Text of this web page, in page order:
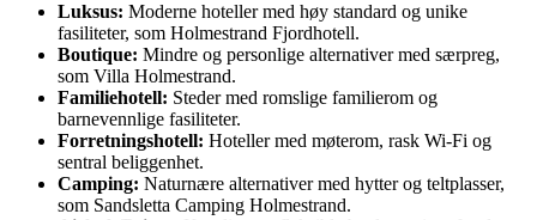
Luksus: Moderne hoteller med høy standard og unike
fasiliteter, som Holmestrand Fjordhotell.
Boutique: Mindre og personlige alternativer med særpreg,
som Villa Holmestrand.
Familiehotell: Steder med romslige familierom og
barnevennlige fasiliteter.
Forretningshotell: Hoteller med møterom, rask Wi-Fi og
sentral beliggenhet.
Camping: Naturnære alternativer med hytter og teltplasser,
som Sandsletta Camping Holmestrand.